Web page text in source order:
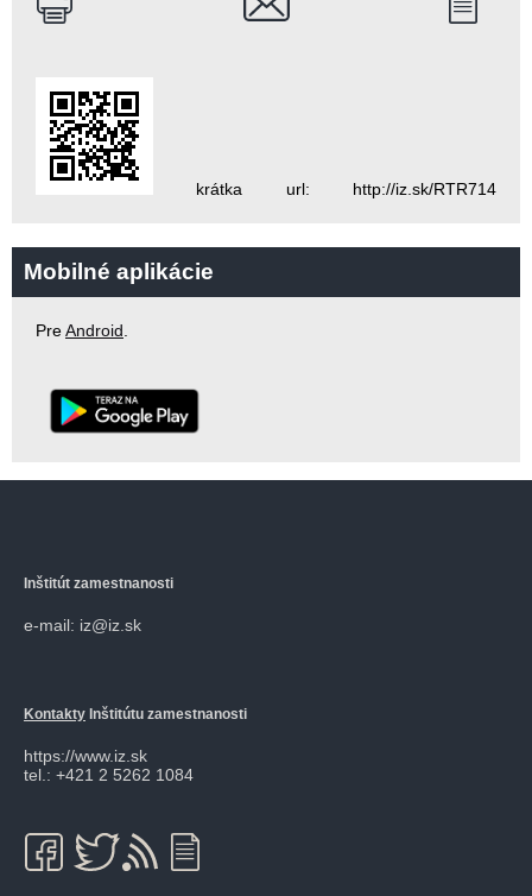
krátka url: http://iz.sk/RTR714
Mobilné aplikácie
PreAndroid.
Inštitút zamestnanosti
e-mail: iz@iz.sk
Kontakty Inštitútu zamestnanosti
https://www.iz.sk
tel.: +421 2 5262 1084